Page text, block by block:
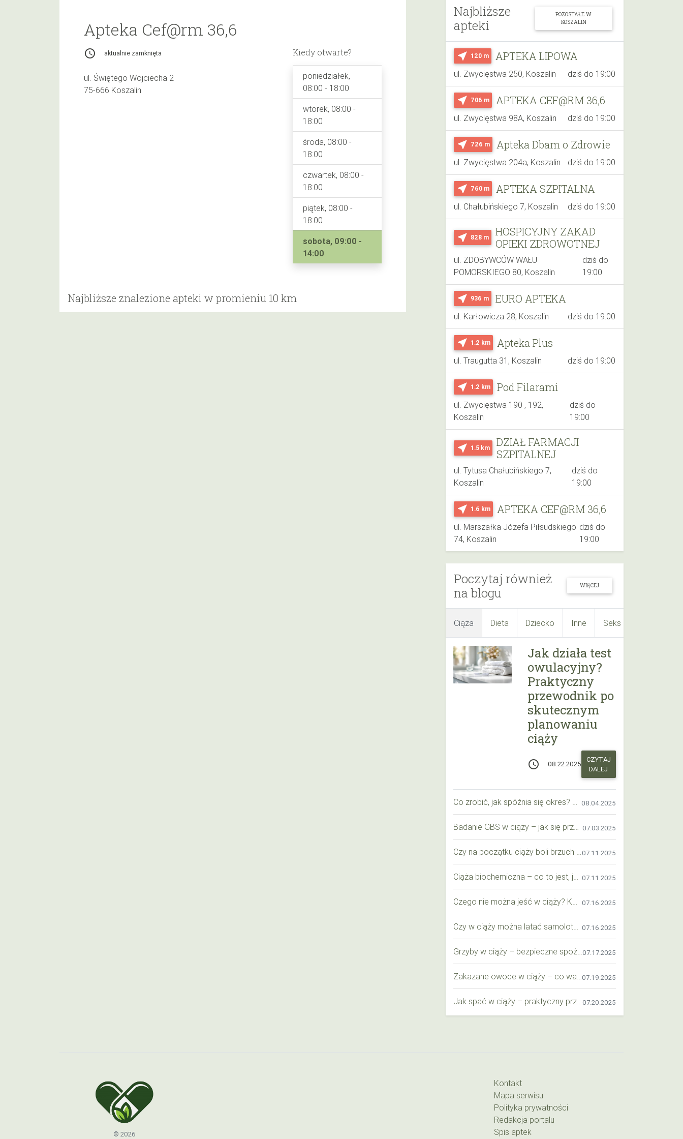
Najbliższe
apteki
POZOSTAŁE W
KOSZALIN
near_me 120 m APTEKA LIPOWA
ul. Zwycięstwa 250, Koszalin dziś do 19:00
near_me 706 m APTEKA CEF@RM 36,6
ul. Zwycięstwa 98A, Koszalin dziś do 19:00
near_me 726 m Apteka Dbam o Zdrowie
ul. Zwycięstwa 204a, Koszalin dziś do 19:00
near_me 760 m APTEKA SZPITALNA
ul. Chałubińskiego 7, Koszalin dziś do 19:00
near_me 828 m
HOSPICYJNY ZAKAD
OPIEKI ZDROWOTNEJ
ul. ZDOBYWCÓW WAŁU
POMORSKIEGO 80, Koszalin
dziś do
19:00
near_me 936 m EURO APTEKA
ul. Karłowicza 28, Koszalin dziś do 19:00
near_me 1.2 km Apteka Plus
ul. Traugutta 31, Koszalin dziś do 19:00
near_me 1.2 km Pod Filarami
ul. Zwycięstwa 190 , 192,
Koszalin
dziś do
19:00
near_me 1.5 km
DZIAŁ FARMACJI
SZPITALNEJ
ul. Tytusa Chałubińskiego 7,
Koszalin
dziś do
19:00
near_me 1.6 km APTEKA CEF@RM 36,6
ul. Marszałka Józefa Piłsudskiego
74, Koszalin
dziś do
19:00
Poczytaj również
na blogu
WIĘCEJ
Ciąża Dieta Dziecko Inne Seks
Jak działa test
owulacyjny?
Praktyczny
przewodnik po
skutecznym
planowaniu
ciąży
access_time 08.22.2025
CZYTAJ
DALEJ
08.04.2025
07.03.2025
07.11.2025
07.11.2025
07.16.2025
07.16.2025
07.17.2025
07.19.2025
07.20.2025
Apteka Cef@rm 36,6
access_time aktualnie zamknięta
ul. Świętego Wojciecha 2
75-666 Koszalin
Kiedy otwarte?
poniedziałek,
08:00 - 18:00
wtorek, 08:00 -
18:00
środa, 08:00 -
18:00
czwartek, 08:00 -
18:00
piątek, 08:00 -
18:00
sobota, 09:00 -
14:00
Najbliższe znalezione apteki w promieniu 10 km
© 2026
Kontakt
Mapa serwisu
Polityka prywatności
Redakcja portalu
Spis aptek